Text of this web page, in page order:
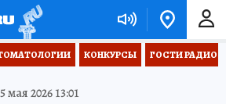
КОНКУРСЫ ГОСТИ РАДИО
мая 2026 13:01